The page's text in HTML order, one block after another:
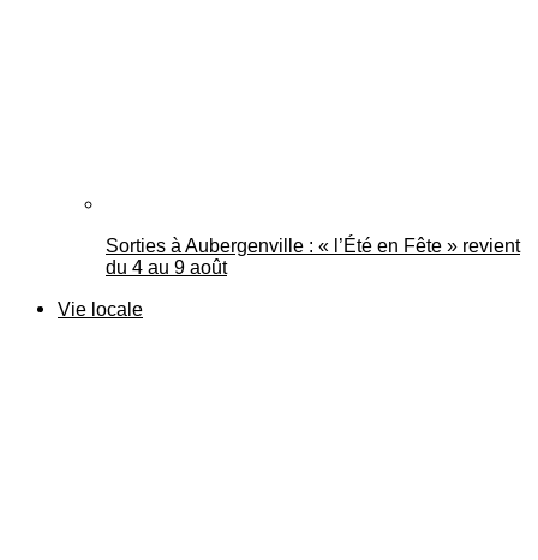
Sorties à Aubergenville : « l’Été en Fête » revient
du 4 au 9 août
Vie locale